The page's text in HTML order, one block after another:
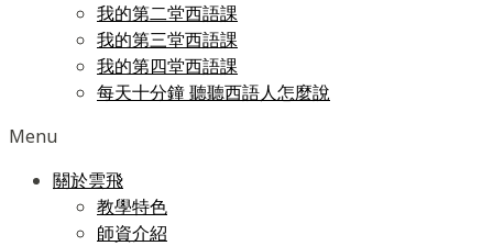
我的第二堂西語課
我的第三堂西語課
我的第四堂西語課
每天十分鐘 聽聽西語人怎麼說
Menu
關於雲飛
教學特色
師資介紹